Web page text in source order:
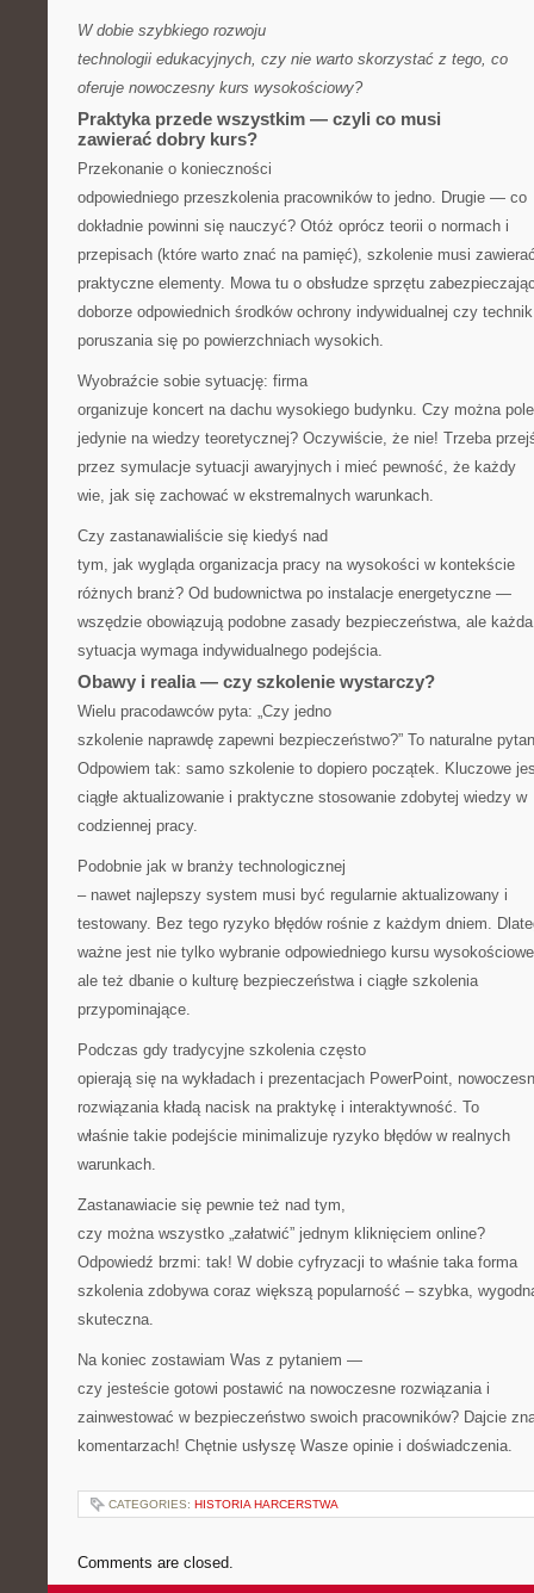
W dobie szybkiego rozwoju
technologii edukacyjnych, czy nie warto skorzystać z tego, co
oferuje nowoczesny kurs wysokościowy?
Praktyka przede wszystkim — czyli co musi
zawierać dobry kurs?
Przekonanie o konieczności
odpowiedniego przeszkolenia pracowników to jedno. Drugie — co
dokładnie powinni się nauczyć? Otóż oprócz teorii o normach i
przepisach (które warto znać na pamięć), szkolenie musi
praktyczne elementy. Mowa tu o obsłudze sprzętu
doborze odpowiednich środków ochrony indywidualnej czy technik
poruszania się po powierzchniach wysokich.
Wyobraźcie sobie sytuację: firma
organizuje koncert na dachu wysokiego budynku. Czy można
jedynie na wiedzy teoretycznej? Oczywiście, że nie! Trzeba
przez symulacje sytuacji awaryjnych i mieć pewność, że każdy
wie, jak się zachować w ekstremalnych warunkach.
Czy zastanawialiście się kiedyś nad
tym, jak wygląda organizacja pracy na wysokości w kontekście
różnych branż? Od budownictwa po instalacje energetyczne —
wszędzie obowiązują podobne zasady bezpieczeństwa, ale każda
sytuacja wymaga indywidualnego podejścia.
Obawy i realia — czy szkolenie wystarczy?
Wielu pracodawców pyta: „Czy jedno
szkolenie naprawdę zapewni bezpieczeństwo?” To naturalne
Odpowiem tak: samo szkolenie to dopiero początek. Kluczowe
ciągłe aktualizowanie i praktyczne stosowanie zdobytej wiedzy w
codziennej pracy.
Podobnie jak w branży technologicznej
– nawet najlepszy system musi być regularnie aktualizowany i
testowany. Bez tego ryzyko błędów rośnie z każdym dniem.
ważne jest nie tylko wybranie odpowiedniego kursu
ale też dbanie o kulturę bezpieczeństwa i ciągłe szkolenia
przypominające.
Podczas gdy tradycyjne szkolenia często
opierają się na wykładach i prezentacjach PowerPoint,
rozwiązania kładą nacisk na praktykę i interaktywność. To
właśnie takie podejście minimalizuje ryzyko błędów w realnych
warunkach.
Zastanawiacie się pewnie też nad tym,
czy można wszystko „załatwić” jednym kliknięciem online?
Odpowiedź brzmi: tak! W dobie cyfryzacji to właśnie taka forma
szkolenia zdobywa coraz większą popularność – szybka,
skuteczna.
Na koniec zostawiam Was z pytaniem —
czy jesteście gotowi postawić na nowoczesne rozwiązania i
zainwestować w bezpieczeństwo swoich pracowników? Dajcie
komentarzach! Chętnie usłyszę Wasze opinie i doświadczenia.
CATEGORIES: HISTORIA HARCERSTWA
Comments are closed.